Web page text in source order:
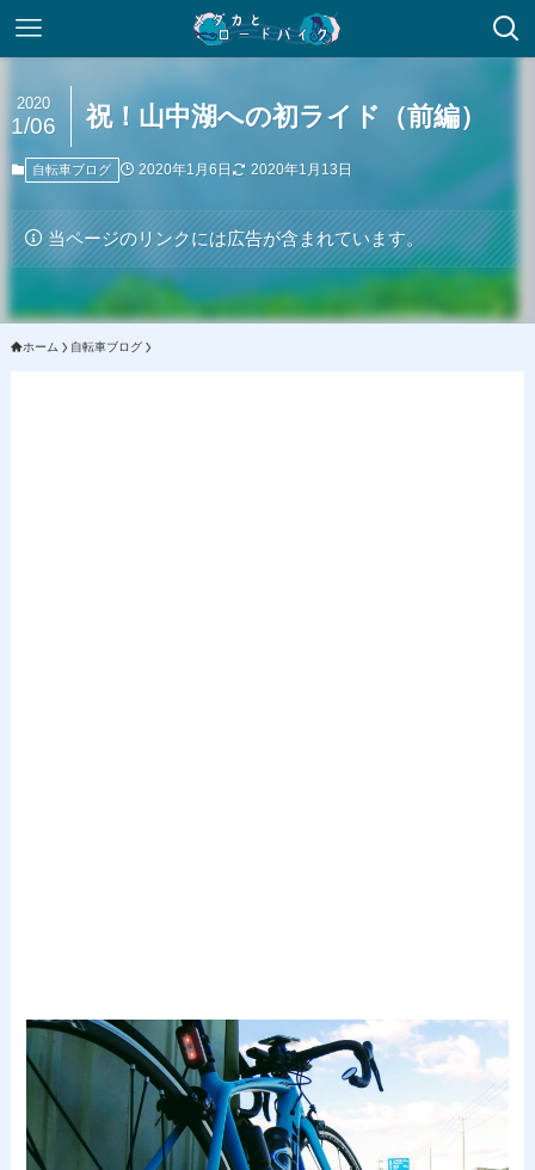
祝！山中湖への初ライド（前編）
2020
1/06
自転車ブログ 2020年1月6日 2020年1月13日
当ページのリンクには広告が含まれています。
ホーム 自転車ブログ